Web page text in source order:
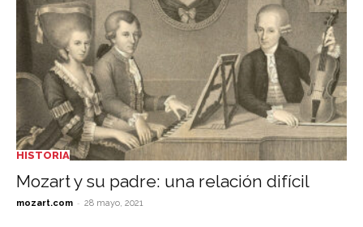
HISTORIA
Mozart y su padre: una relación difícil
mozart.com - 28 mayo, 2021